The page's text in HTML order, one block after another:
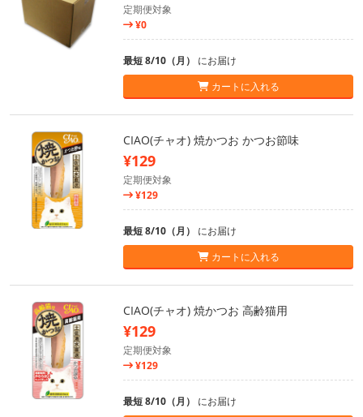
定期便対象
¥0
最短 8/10（月） にお届け
カートに入れる
CIAO(チャオ) 焼かつお かつお節味
¥129
定期便対象
¥129
最短 8/10（月） にお届け
カートに入れる
CIAO(チャオ) 焼かつお 高齢猫用
¥129
定期便対象
¥129
最短 8/10（月） にお届け